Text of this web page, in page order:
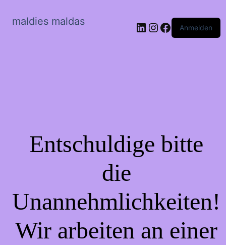
maldies maldas LinkedIn
Instagram
Facebook
Anmelden
Entschuldige bitte
die
Unannehmlichkeiten!
Wir arbeiten an einer